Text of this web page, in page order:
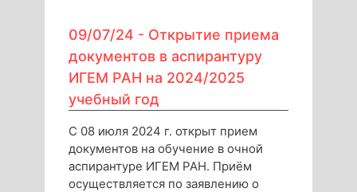
09/07/24 - Открытие приема
документов в аспирантуру
ИГЕМ РАН на 2024/2025
учебный год
С 08 июля 2024 г. открыт прием
документов на обучение в очной
аспирантуре ИГЕМ РАН. Приём
осуществляется по заявлению о